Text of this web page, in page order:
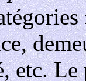
etc. Le